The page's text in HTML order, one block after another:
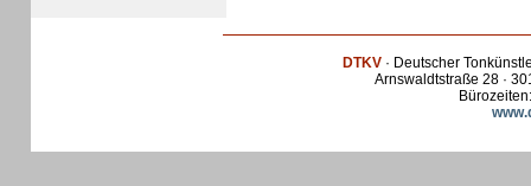
DTKV· Deutscher
Arnswaldtstraße 28 ·